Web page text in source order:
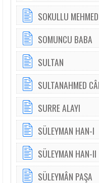
SOKULLU
SOMUNCU BABA
SULTAN
SULTANAHMED
SURRE ALAYI
SÜLEYMAN HAN-I
SÜLEYMAN HAN-II
SÜLEYMÂN PAŞA